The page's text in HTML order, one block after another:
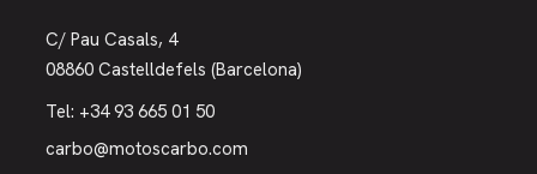
C/ Pau Casals, 4
08860 Castelldefels (Barcelona)
Tel: +34 93 665 01 50
carbo@motoscarbo.com